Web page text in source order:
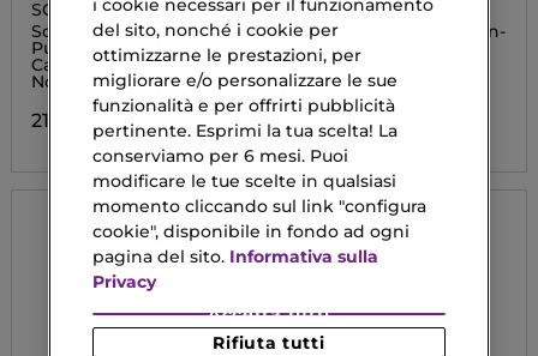
SOLUTION CUIR
CHEVELU
Scrub Lavante
Purificante per Cuoio
Capelluto Grasso o
Normale
21,52 €
ABEILLE ROYALE
Scalp & Hair Youth Oil-in-
Serum
115,42 €
i cookie necessari per il funzionamento
del sito, nonché i cookie per
ottimizzarne le prestazioni, per
migliorare e/o personalizzare le sue
funzionalità e per offrirti pubblicità
pertinente. Esprimi la tua scelta! La
conserviamo per 6 mesi. Puoi
modificare le tue scelte in qualsiasi
momento cliccando sul link "configura
cookie", disponibile in fondo ad ogni
pagina del sito. Informativa sulla
Privacy
Rifiuta tutti
Accetta tutti